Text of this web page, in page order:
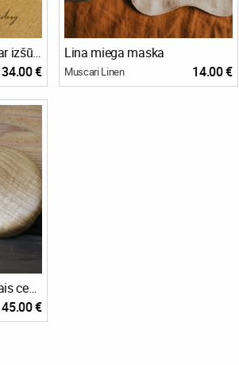
Grāmatu vāki auduma ar izšūtu monogrammu
34.00 €
Lina miega maska
Muscari Linen 14.00 €
Laivas stūres dekoratīvais centrs.
45.00 €